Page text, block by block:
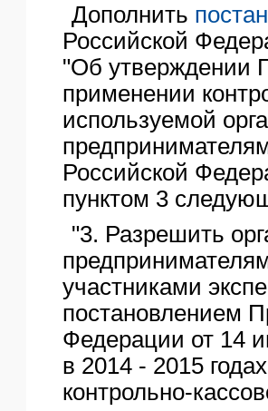
Дополнить
Российской
"Об утверждении
применении
используемой
Российской
пунктом 3
"3. Разрешить
участниками
постановлением
Федерации от 14
в 2014 - 2015
контрольно-